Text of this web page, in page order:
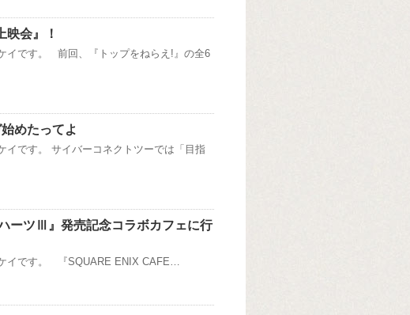
映会』！
イです。 前回、『トップをねらえ!』の全6
めたってよ
イです。 サイバーコネクトツーでは「目指
ーツⅢ』発売記念コラボカフェに行
イです。 『SQUARE ENIX CAFE…